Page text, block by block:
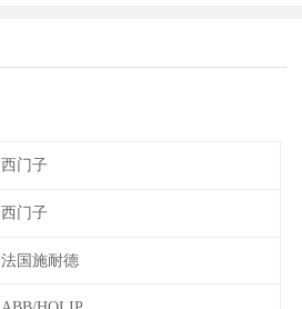
西门子
西门子
法国施耐德